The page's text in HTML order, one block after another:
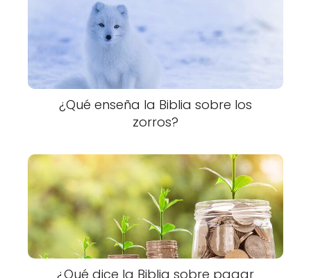
¿Qué enseña la Biblia sobre los
zorros?
¿Qué dice la Biblia sobre pagar